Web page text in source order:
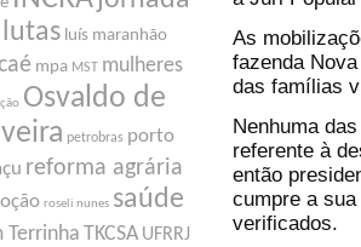
luís maranhão
mpa MST mulheres
Osvaldo de
petrobras porto
reforma agrária
roseli nunes saúde
Terrinha TKCSA UFRRJ
As
fazenda
das famílias
Nenhuma
referente à
então
cumpre a
verificados.